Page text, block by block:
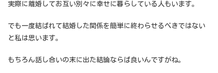
実際に離婚してお互い別々に幸せに暮らしている人もいます。
でも一度結ばれて結婚した関係を簡単に終わらせるべきではない
と私は思います。
もちろん話し合いの末に出た結論ならば良いんですがね。